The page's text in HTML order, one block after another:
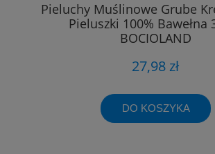
Pieluchy Muślinowe Grube
Pieluszki 100% Bawełna
BOCIOLAND
27,98 zł
DO KOSZYKA